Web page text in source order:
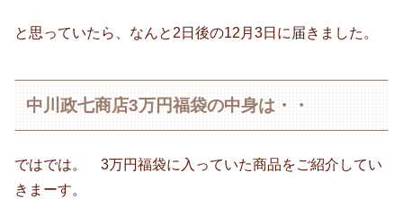
と思っていたら、なんと2日後の12月3日に届きました。
中川政七商店3万円福袋の中身は・・
ではでは。 3万円福袋に入っていた商品をご紹介してい
きまーす。